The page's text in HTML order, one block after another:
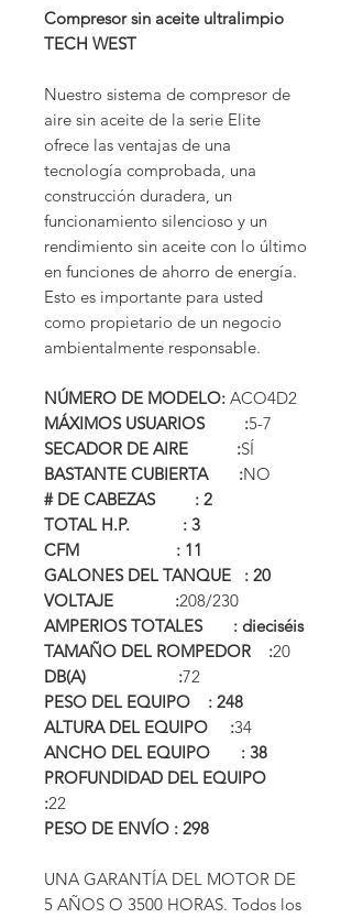
Compresor sin aceite ultralimpio
TECH WEST
Nuestro sistema de compresor de
aire sin aceite de la serie Elite
ofrece las ventajas de una
tecnología comprobada, una
construcción duradera, un
funcionamiento silencioso y un
rendimiento sin aceite con lo último
en funciones de ahorro de energía.
Esto es importante para usted
como propietario de un negocio
ambientalmente responsable.
NÚMERO DE MODELO: ACO4D2
MÁXIMOS USUARIOS :5-7
SECADOR DE AIRE :SÍ
BASTANTE CUBIERTA :NO
# DE CABEZAS : 2
TOTAL H.P. : 3
CFM : 11
GALONES DEL TANQUE : 20
VOLTAJE :208/230
AMPERIOS TOTALES : dieciséis
TAMAÑO DEL ROMPEDOR :20
DB(A) :72
PESO DEL EQUIPO : 248
ALTURA DEL EQUIPO :34
ANCHO DEL EQUIPO : 38
PROFUNDIDAD DEL EQUIPO
:22
PESO DE ENVÍO : 298
UNA GARANTÍA DEL MOTOR DE
5 AÑOS O 3500 HORAS. Todos los